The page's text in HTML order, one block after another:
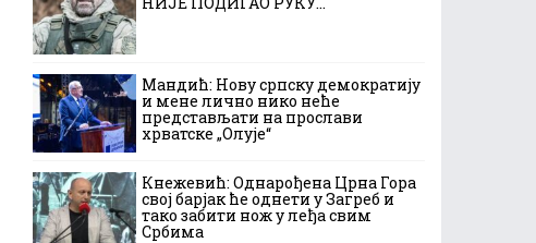
Мандић: Нову српску демократију
и мене лично нико неће
представљати на прослави
хрватске „Олује“
Кнежевић: Однарођена Црна Гора
свој барјак ће однети у Загреб и
тако забити нож у леђа свим
Србима